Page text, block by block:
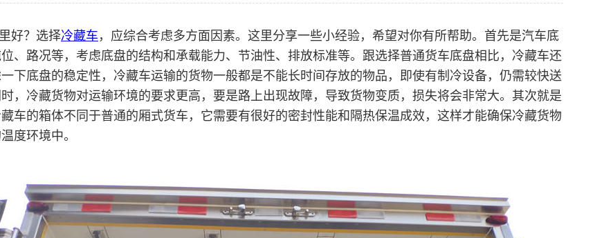
好？选择冷藏车 ，应综合考虑多方面因素。这里分享一些小经验，希望对你有所帮助。首先是汽车底
、路况等，考虑底盘的结构和承载能力、节油性、排放标准等。跟选择普通货车底盘相比，冷藏车还
下底盘的稳定性，冷藏车运输的货物一般都是不能长时间存放的物品，即使有制冷设备，仍需较快送
，冷藏货物对运输环境的要求更高，要是路上出现故障，导致货物变质，损失将会非常大。其次就是
车的箱体不同于普通的厢式货车，它需要有很好的密封性能和隔热保温成效，这样才能确保冷藏货物
度环境中。